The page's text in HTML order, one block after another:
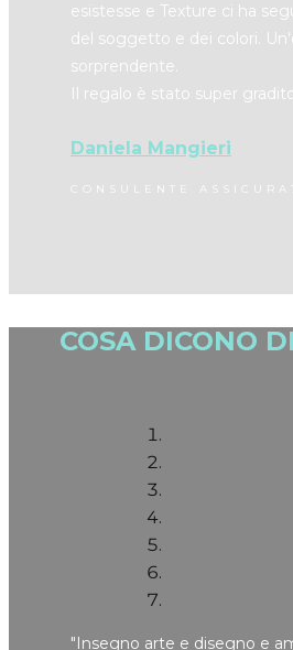
esistesse e Texture ci ha
del soggetto e dei colori.
sorprendente.
Il regalo è stato super
Daniela Mangieri
CONSULENTE
COSA DICONO
"​Insegno arte e disegno e